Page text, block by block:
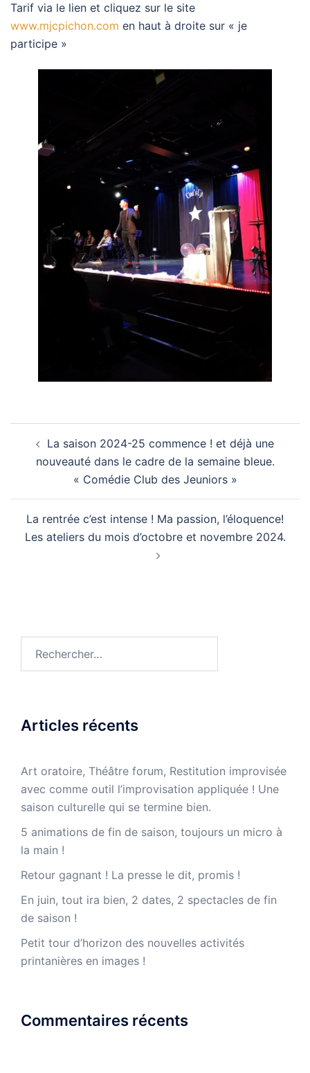
Tarif via le lien et cliquez sur le site
www.mjcpichon.com en haut à droite sur « je
participe »
d’articleLa saison 2024-25 commence ! et déjà une
nouveauté dans le cadre de la semaine bleue.
« Comédie Club des Jeuniors »
La rentrée c’est intense ! Ma passion, l’éloquence!
Les ateliers du mois d’octobre et novembre 2024.
Articles récents
Art oratoire, Théâtre forum, Restitution improvisée
avec comme outil l’improvisation appliquée ! Une
saison culturelle qui se termine bien.
5 animations de fin de saison, toujours un micro à
la main !
Retour gagnant ! La presse le dit, promis !
En juin, tout ira bien, 2 dates, 2 spectacles de fin
de saison !
Petit tour d’horizon des nouvelles activités
printanières en images !
Commentaires récents